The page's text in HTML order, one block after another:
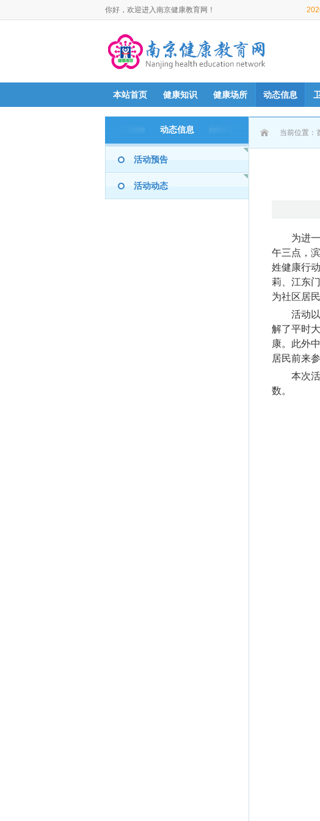
你好，欢迎进入南京健康教育网！
本站首页 健康知识 健康场所 动态信息
动态信息
活动预告
活动动态
当前位置：
为进
午三点，
姓健康行
莉、江东
为社区居
活动
解了平时
康。此外
居民前来
本次
数。